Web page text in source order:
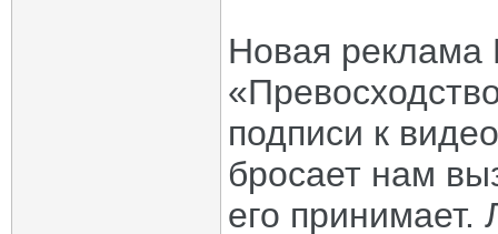
Новая реклама
подписи к
бросает нам
его принимает.